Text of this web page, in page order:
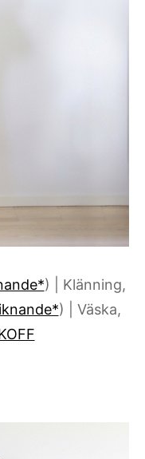
) | Klänning,
) | Väska,